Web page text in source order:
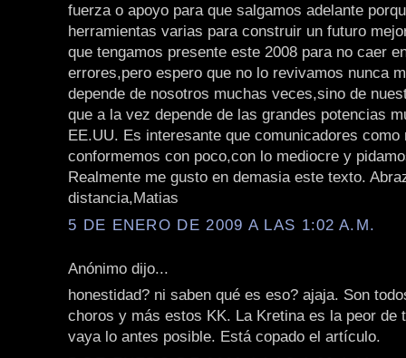
fuerza o apoyo para que salgamos adelante
herramientas varias para construir un futuro
que tengamos presente este 2008 para no caer
errores,pero espero que no lo revivamos nunca
depende de nosotros muchas veces,sino de
que a la vez depende de las grandes potencias
EE.UU. Es interesante que comunicadores como
conformemos con poco,con lo mediocre y
Realmente me gusto en demasia este texto.
distancia,Matias
5 DE ENERO DE 2009 A LAS 1:02 A.M.
Anónimo dijo...
honestidad? ni saben qué es eso? ajaja. Son
choros y más estos KK. La Kretina es la peor de
vaya lo antes posible. Está copado el artículo.